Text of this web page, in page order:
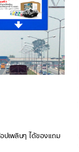
เพลินๆ ได้ของแถม